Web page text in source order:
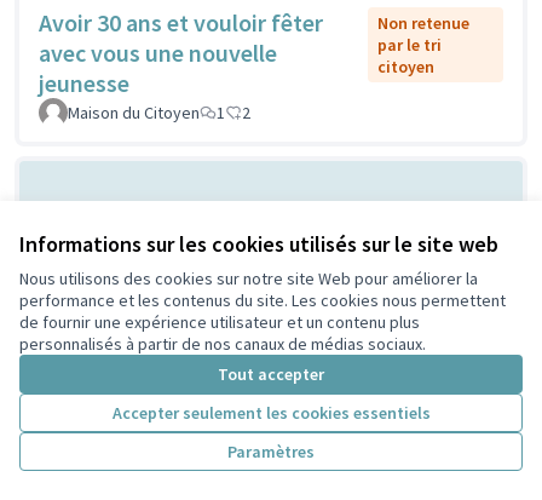
Informations sur les cookies utilisés sur le site web
Nous utilisons des cookies sur notre site Web pour améliorer la
performance et les contenus du site. Les cookies nous permettent
de fournir une expérience utilisateur et un contenu plus
personnalisés à partir de nos canaux de médias sociaux.
Tout accepter
Accepter seulement les cookies essentiels
Paramètres
Avoir 30 ans et vouloir fêter
avec vous une nouvelle
jeunesse
Non retenue
par le tri
citoyen
Maison du Citoyen 1 2
Vilain grand cône de béton ou
atelier de création et
d'expression ...?
par le tri
citoyen
Sylvie Orkisz 2 3